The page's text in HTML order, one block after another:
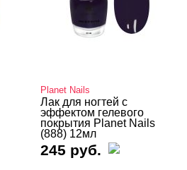
Planet Nails
Лак для ногтей с
эффектом гелевого
покрытия Planet Nails
(888) 12мл
245 руб.